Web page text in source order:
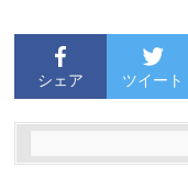
シェア ツイート